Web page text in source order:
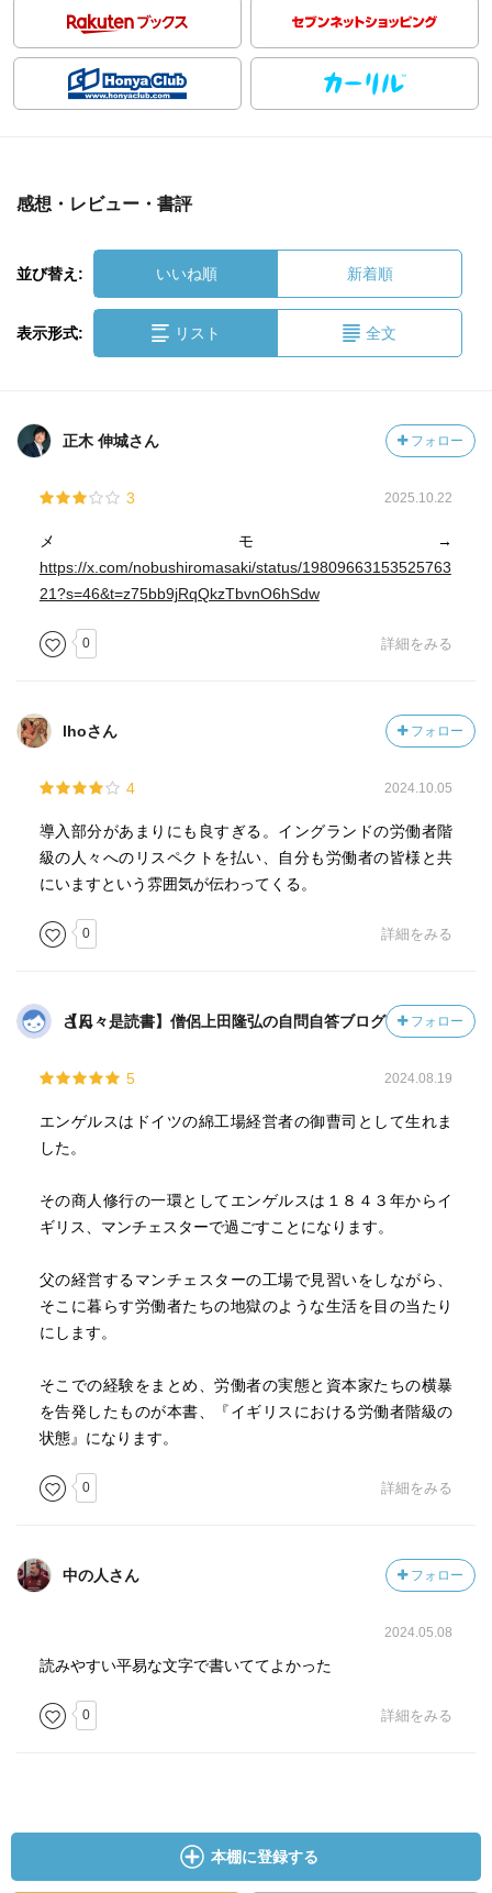
感想・レビュー・書評
並び替え: いいね順 新着順
表示形式: リスト 全文
正木 伸城さん フォロー
3 2025.10.22
メモ→
https://x.com/nobushiromasaki/status/19809663153525763
21?s=46&t=z75bb9jRqQkzTbvnO6hSdw
0 詳細をみる
lhoさん フォロー
4 2024.10.05
導入部分があまりにも良すぎる。イングランドの労働者階
級の人々へのリスペクトを払い、自分も労働者の皆様と共
にいますという雰囲気が伝わってくる。
0 詳細をみる
【日々是読書】僧侶上田隆弘の自問自答ブログさん フォロー
5 2024.08.19
エンゲルスはドイツの綿工場経営者の御曹司として生れま
した。
その商人修行の一環としてエンゲルスは１８４３年からイ
ギリス、マンチェスターで過ごすことになります。
父の経営するマンチェスターの工場で見習いをしながら、
そこに暮らす労働者たちの地獄のような生活を目の当たり
にします。
そこでの経験をまとめ、労働者の実態と資本家たちの横暴
を告発したものが本書、『イギリスにおける労働者階級の
状態』になります。
0 詳細をみる
中の人さん フォロー
2024.05.08
読みやすい平易な文字で書いててよかった
0 詳細をみる
本棚に登録する